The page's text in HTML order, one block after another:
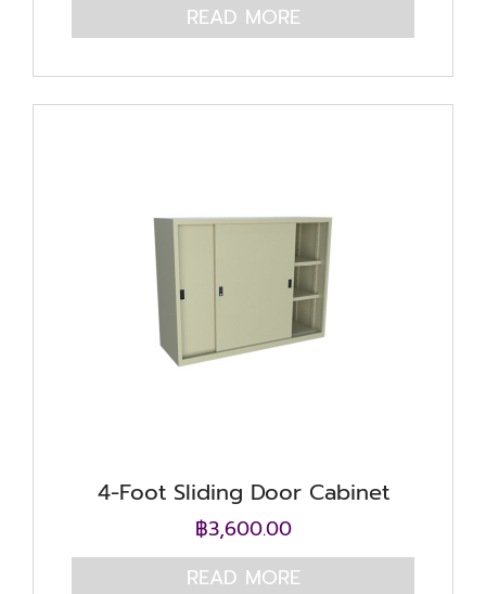
READ MORE
4-Foot Sliding Door Cabinet
฿3,600.00
READ MORE